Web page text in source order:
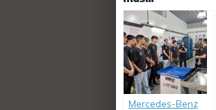
Mercedes-Benz